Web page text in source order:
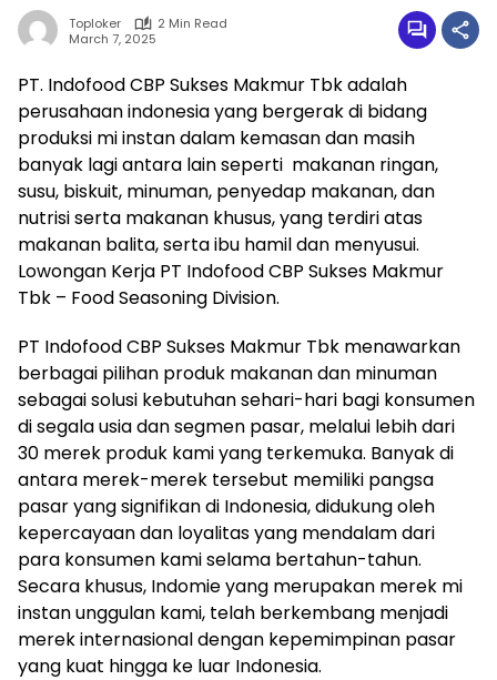
Toploker
2 Min Read
March 7, 2025
PT. Indofood CBP Sukses Makmur Tbk adalah
perusahaan indonesia yang bergerak di bidang
produksi mi instan dalam kemasan dan masih
banyak lagi antara lain seperti makanan ringan,
susu, biskuit, minuman, penyedap makanan, dan
nutrisi serta makanan khusus, yang terdiri atas
makanan balita, serta ibu hamil dan menyusui.
Lowongan Kerja PT Indofood CBP Sukses Makmur
Tbk – Food Seasoning Division.
PT Indofood CBP Sukses Makmur Tbk menawarkan
berbagai pilihan produk makanan dan minuman
sebagai solusi kebutuhan sehari-hari bagi konsumen
di segala usia dan segmen pasar, melalui lebih dari
30 merek produk kami yang terkemuka. Banyak di
antara merek-merek tersebut memiliki pangsa
pasar yang signifikan di Indonesia, didukung oleh
kepercayaan dan loyalitas yang mendalam dari
para konsumen kami selama bertahun-tahun.
Secara khusus, Indomie yang merupakan merek mi
instan unggulan kami, telah berkembang menjadi
merek internasional dengan kepemimpinan pasar
yang kuat hingga ke luar Indonesia.